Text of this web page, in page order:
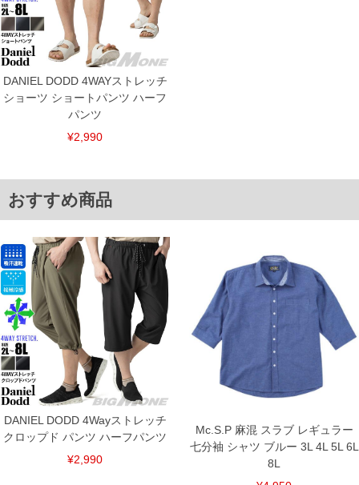
上の品が対象。1本5,999円以下の商品は有料（500円+税）となります。）
出荷まで約1週間～20日間程お時間を頂く場合がございます。
尚、裾上げした商品は返品・交換不可となりますので、予めご了承下さい。
一部、お直しに対応出来ない商品がございます。(例：裾にファスナーや調節ひもが付
いている、極端なデザインが施されている等)
※商品によって若干のサイズの誤差がございます。また、お客様がご使用の環境（コ
ンピュータ画面）によって、商品の色味が若干異なる場合がございます。予めご了承
ください。
※当店での掲載商品は、実店鋪と在庫を共用しておりますので店頭での売り違い、店
舗からのお取り寄せ等により、お客様にご迷惑をお掛けしてしまう場合がございま
す。そのようなことがない様最大限に努めておりますが、もしあった場合速やかにご
ITEM INTRODUCTION
DANIEL DODD 4WAYストレッチ
ショーツ ショートパンツ ハーフ
パンツ
¥2,990
おすすめ商品
DANIEL DODD 4Wayストレッチ
クロップド パンツ ハーフパンツ
¥2,990
Mc.S.P 麻混 スラブ レギュラー
七分袖 シャツ ブルー 3L 4L 5L 6L
8L